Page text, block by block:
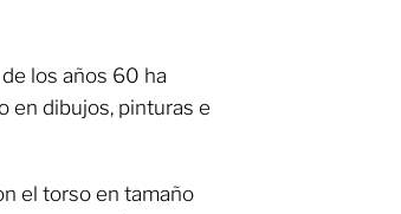
los años 60 ha
en dibujos, pinturas e
el torso en tamaño